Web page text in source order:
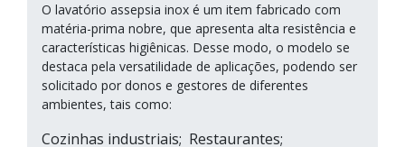
O lavatório assepsia inox é um item fabricado com
matéria-prima nobre, que apresenta alta resistência e
características higiênicas. Desse modo, o modelo se
destaca pela versatilidade de aplicações, podendo ser
solicitado por donos e gestores de diferentes
ambientes, tais como:
Cozinhas industriais; Restaurantes;